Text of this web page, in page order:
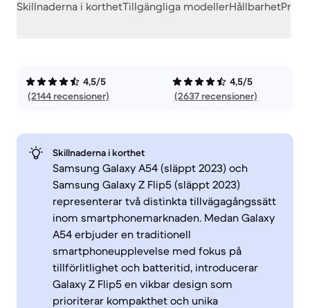
Skillnaderna i korthetTillgängliga modellerHållbarhet
4,5/5
(2144 recensioner)
4,5/5
(2637 recensioner)
Skillnaderna i korthet
Samsung Galaxy A54 (släppt 2023) och
Samsung Galaxy Z Flip5 (släppt 2023)
representerar två distinkta tillvägagångssätt
inom smartphonemarknaden. Medan Galaxy
A54 erbjuder en traditionell
smartphoneupplevelse med fokus på
tillförlitlighet och batteritid, introducerar
Galaxy Z Flip5 en vikbar design som
prioriterar kompakthet och unika